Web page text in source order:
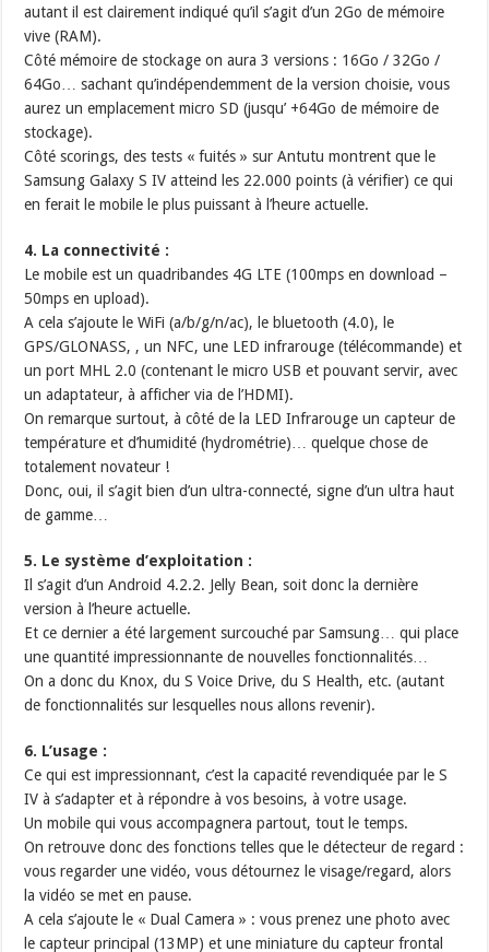
autant il est clairement indiqué qu’il s’agit d’un 2Go de mémoire
vive (RAM).
Côté mémoire de stockage on aura 3 versions : 16Go / 32Go /
64Go… sachant qu’indépendemment de la version choisie, vous
aurez un emplacement micro SD (jusqu’ +64Go de mémoire de
stockage).
Côté scorings, des tests « fuités » sur Antutu montrent que le
Samsung Galaxy S IV atteind les 22.000 points (à vérifier) ce qui
en ferait le mobile le plus puissant à l’heure actuelle.
4. La connectivité :
Le mobile est un quadribandes 4G LTE (100mps en download –
50mps en upload).
A cela s’ajoute le WiFi (a/b/g/n/ac), le bluetooth (4.0), le
GPS/GLONASS, , un NFC, une LED infrarouge (télécommande) et
un port MHL 2.0 (contenant le micro USB et pouvant servir, avec
un adaptateur, à afficher via de l’HDMI).
On remarque surtout, à côté de la LED Infrarouge un capteur de
température et d’humidité (hydrométrie)… quelque chose de
totalement novateur !
Donc, oui, il s’agit bien d’un ultra-connecté, signe d’un ultra haut
de gamme…
5. Le système d’exploitation :
Il s’agit d’un Android 4.2.2. Jelly Bean, soit donc la dernière
version à l’heure actuelle.
Et ce dernier a été largement surcouché par Samsung… qui place
une quantité impressionnante de nouvelles fonctionnalités…
On a donc du Knox, du S Voice Drive, du S Health, etc. (autant
de fonctionnalités sur lesquelles nous allons revenir).
6. L’usage :
Ce qui est impressionnant, c’est la capacité revendiquée par le S
IV à s’adapter et à répondre à vos besoins, à votre usage.
Un mobile qui vous accompagnera partout, tout le temps.
On retrouve donc des fonctions telles que le détecteur de regard :
vous regarder une vidéo, vous détournez le visage/regard, alors
la vidéo se met en pause.
A cela s’ajoute le « Dual Camera » : vous prenez une photo avec
le capteur principal (13MP) et une miniature du capteur frontal